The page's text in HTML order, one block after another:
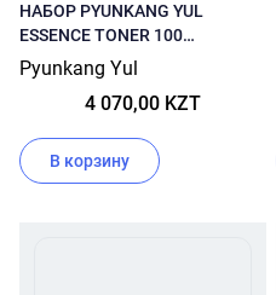
НАБОР PYUNKANG YUL
ESSENCE TONER 100
МЛ+NUTRITION CREAM 20
МЛ+LOW PH CLEANSING FOAM
Pyunkang Yul
4 070,00 KZT
В корзину